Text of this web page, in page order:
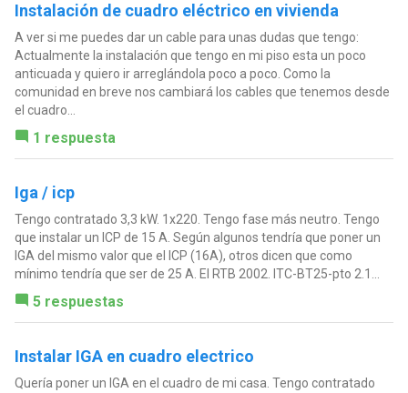
Instalación de cuadro eléctrico en vivienda
A ver si me puedes dar un cable para unas dudas que tengo:
Actualmente la instalación que tengo en mi piso esta un poco
anticuada y quiero ir arreglándola poco a poco. Como la
comunidad en breve nos cambiará los cables que tenemos desde
el cuadro...
1 respuesta
Iga / icp
Tengo contratado 3,3 kW. 1x220. Tengo fase más neutro. Tengo
que instalar un ICP de 15 A. Según algunos tendría que poner un
IGA del mismo valor que el ICP (16A), otros dicen que como
mínimo tendría que ser de 25 A. El RTB 2002. ITC-BT25-pto 2.1...
5 respuestas
Instalar IGA en cuadro electrico
Quería poner un IGA en el cuadro de mi casa. Tengo contratado